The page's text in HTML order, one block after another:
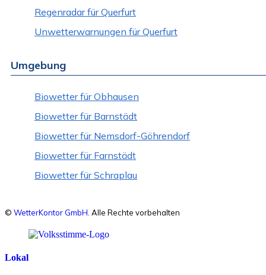
Regenradar für Querfurt
Unwetterwarnungen für Querfurt
Umgebung
Biowetter für Obhausen
Biowetter für Barnstädt
Biowetter für Nemsdorf-Göhrendorf
Biowetter für Farnstädt
Biowetter für Schraplau
© WetterKontor GmbH . Alle Rechte vorbehalten
Lokal